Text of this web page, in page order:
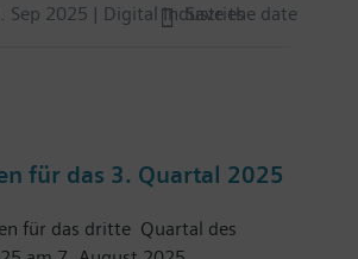
Sep 2025 | Digital Industries
Save the date
für das 3. Quartal 2025
für das dritte Quartal des